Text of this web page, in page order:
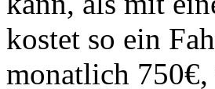
kostet so ein
monatlich 750€,